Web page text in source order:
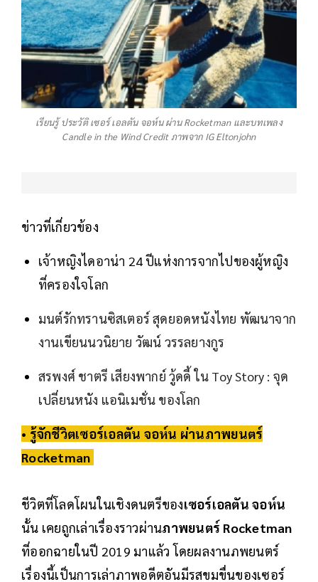
เรียนรู้ ประวัติ เซอร์ เอลตัน จอห์น ผ่าน Rocketman และบทเพลง
Candle in the Wind Credit ภาพจาก IG Eltonjohn
ข่าวที่เกี่ยวข้อง
เจ้าหญิงไดอาน่า 24 ปีแห่งการจากไปของผู้หญิง
ที่ครองใจโลก
มนต์รักทรานซิสเตอร์ สุดยอดหนังไทย พัฒนาจาก
งานเขียนนวนิยาย วัฒน์ วรรลยางกูร
สรพงศ์ ชาตรี เสียงพากย์ วู้ดดี้ ใน Toy Story : จุด
เปลี่ยนหนัง แอนิเมชั่น ของโลก
• รู้จักชีวิตเซอร์เอลตัน จอห์น ผ่านภาพยนตร์
Rocketman
ชีวิตที่โลดโผนในเชิงดนตรีของเซอร์เอลตัน จอห์น
นั้น เคยถูกเล่าเรื่องราวผ่านภาพยนตร์ Rocketman
ที่ออกฉายในปี 2019 มาแล้ว โดยผลงานภพยนตร์
เรื่องนี้เป็นการเล่าภาพอดีตอันมีรสขมขื่นของเซอร์